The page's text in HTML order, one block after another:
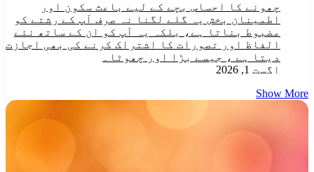
چھونے کا احساس بچے کے لیے باعث سکون اور
اطمینان بخش یہ گلے لگنا نہ صرف آپ کے رشتے کو
مضبوط بناتا ہے، بلکہ یہ آپ کو ان کے ساتھ نئے
الفاظ اور تصورات کا اشتراک کرنے کی بھی اجازت
دیتا ہے ، جیسے بڑا اور چھوٹا۔
اگست 1, 2026
Show More